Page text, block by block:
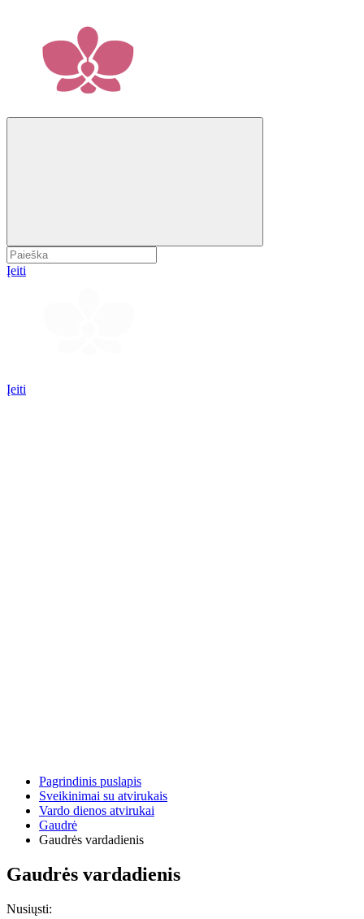
Įeiti
Įeiti
Pagrindinis puslapis
Sveikinimai su atvirukais
Vardo dienos atvirukai
Gaudrė
Gaudrės vardadienis
Gaudrės vardadienis
Nusiųsti: